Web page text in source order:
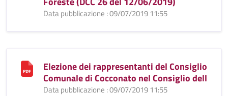
Data pubblicazione : 09/07/2019 11:55
Elezione dei rappresentanti del Consiglio
Comunale di Cocconato nel Consiglio dell
Data pubblicazione : 09/07/2019 11:55